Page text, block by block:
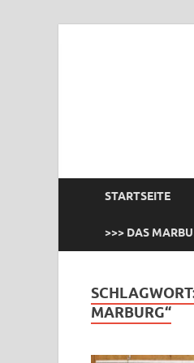
STARTSEITE
>>> DAS
MARBURG“